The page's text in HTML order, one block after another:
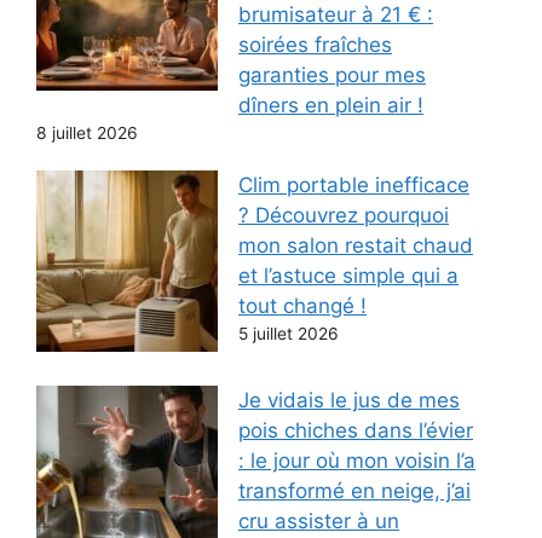
brumisateur à 21 € :
soirées fraîches
garanties pour mes
dîners en plein air !
8 juillet 2026
Clim portable inefficace
? Découvrez pourquoi
mon salon restait chaud
et l’astuce simple qui a
tout changé !
5 juillet 2026
Je vidais le jus de mes
pois chiches dans l’évier
: le jour où mon voisin l’a
transformé en neige, j’ai
cru assister à un